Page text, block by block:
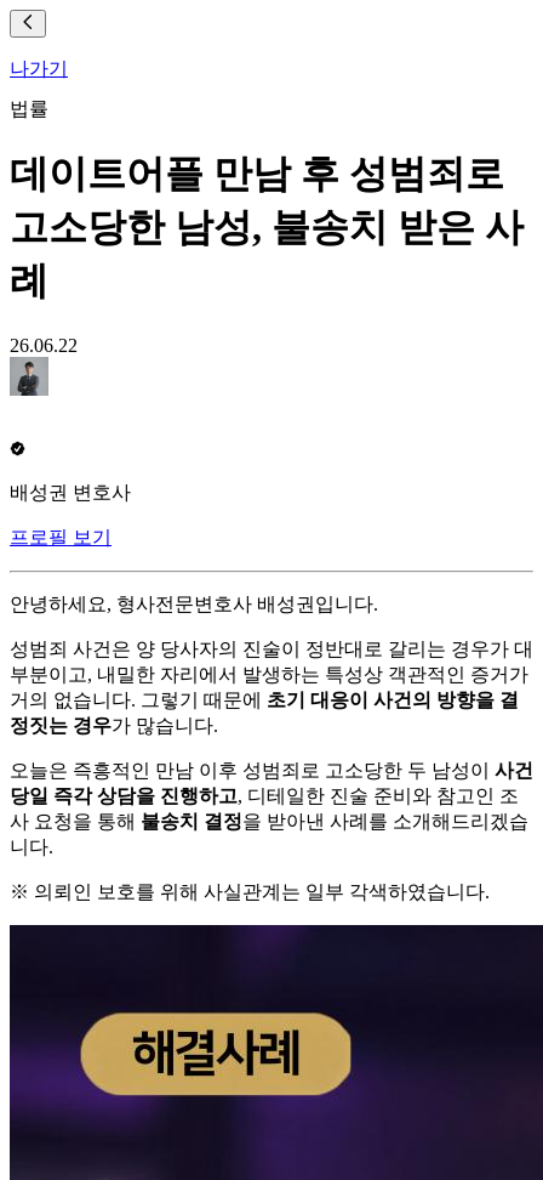
나가기
법률
데이트어플 만남 후 성범죄로
고소당한 남성, 불송치 받은 사
례
26.06.22
배성권 변호사
프로필 보기
안녕하세요, 형사전문변호사 배성권입니다.
성범죄 사건은 양 당사자의 진술이 정반대로 갈리는 경우가 대
부분이고, 내밀한 자리에서 발생하는 특성상 객관적인 증거가
거의 없습니다. 그렇기 때문에 초기 대응이 사건의 방향을 결
정짓는 경우가 많습니다.
오늘은 즉흥적인 만남 이후 성범죄로 고소당한 두 남성이 사건
당일 즉각 상담을 진행하고, 디테일한 진술 준비와 참고인 조
사 요청을 통해 불송치 결정을 받아낸 사례를 소개해드리겠습
니다.
※ 의뢰인 보호를 위해 사실관계는 일부 각색하였습니다.